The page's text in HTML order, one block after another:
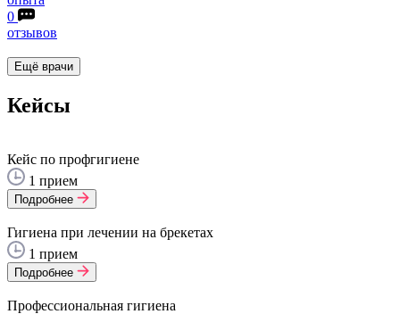
0
отзывов
Ещё врачи
Кейсы
Кейс по профгигиене
1 прием
Подробнее
Гигиена при лечении на брекетах
1 прием
Подробнее
Профессиональная гигиена